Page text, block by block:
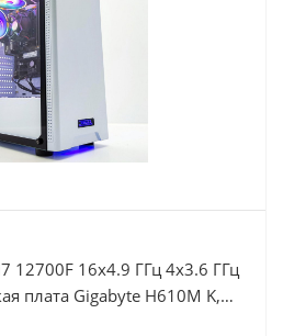
12700F 16x4.9 ГГц 4x3.6 ГГц
плата Gigabyte H610M K,
Память DDR4 16Gb,